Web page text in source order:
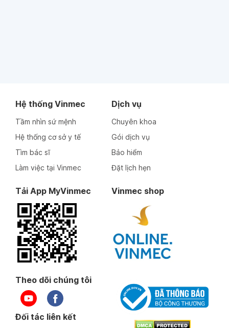
Hệ thống Vinmec
Tầm nhìn sứ mệnh
Hệ thống cơ sở y tế
Tìm bác sĩ
Làm việc tại Vinmec
Dịch vụ
Chuyên khoa
Gói dịch vụ
Bảo hiểm
Đặt lịch hẹn
Tải App MyVinmec Vinmec shop
Theo dõi chúng tôi
Đối tác liên kết